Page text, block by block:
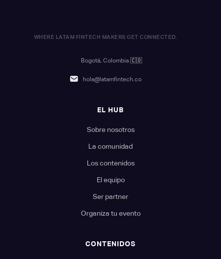
WHERE LATAM FINTECH MAKERS GET CONNECTED.
Bogotá, Colombia 🇨🇴
hola@latamfintech.co
EL HUB
Sobre nosotros
La comunidad
Los contenidos
El equipo
Ser partner
Organiza tu evento
CONTENIDOS